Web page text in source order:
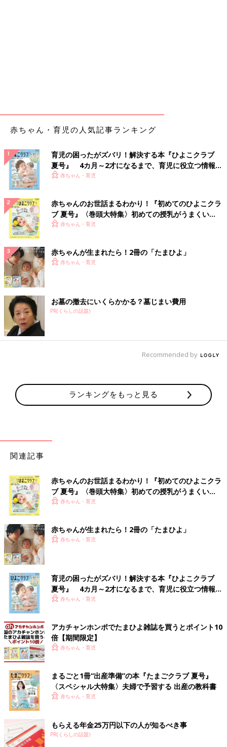
赤ちゃん・育児の人気記事ランキング
育児の困ったがズバリ！解決する本『ひよこクラブ
夏号』 4カ月～2才になるまで、育児に役立つ情報が
いっぱい！
赤ちゃん・育児
赤ちゃんのお世話まるわかり！『初めてのひよこクラ
ブ 夏号』〈巻頭大特集〉初めての授乳がうまくい
く！ おっぱい・ミルクの基本と夏のトラブル 解決テ
赤ちゃん・育児
赤ちゃんが生まれたら！2冊の「たまひよ」
赤ちゃん・育児
お墓の撤去にいくらかかる？墓じまい費用
PR(くらしの話題)
Recommended by
ランキングをもっと見る
関連記事
赤ちゃんのお世話まるわかり！『初めてのひよこクラ
ブ 夏号』〈巻頭大特集〉初めての授乳がうまくい
く！ おっぱい・ミルクの基本と夏のトラブル 解決テ
赤ちゃん・育児
赤ちゃんが生まれたら！2冊の「たまひよ」
赤ちゃん・育児
育児の困ったがズバリ！解決する本『ひよこクラブ
夏号』 4カ月～2才になるまで、育児に役立つ情報が
いっぱい！
赤ちゃん・育児
アカチャンホンポでたまひよ雑誌を買うとポイント10
倍【期間限定】
赤ちゃん・育児
まるごと1冊“出産準備”の本『たまごクラブ 夏号』
〈スペシャル大特集〉夫婦で予習する 出産の教科書
赤ちゃん・育児
もらえる年金25万円以下の人が知るべき事
PR(くらしの話題)